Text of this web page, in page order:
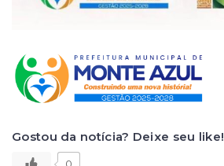
Gostou da notícia? Deixe seu like!
0